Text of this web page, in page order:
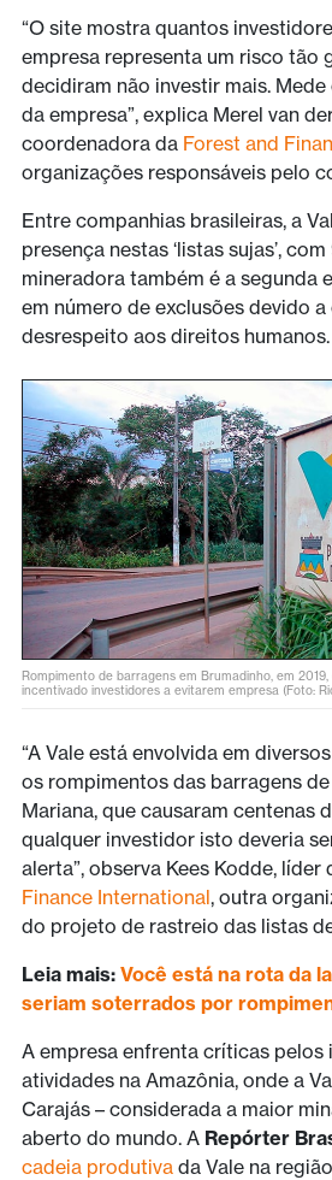
“O site mostra quantos
empresa representa um risco tão
decidiram não investir mais.
da empresa”, explica Merel van
coordenadora da Forest and
organizações responsáveis pelo
Entre companhias brasileiras, a
presença nestas ‘listas sujas’,
mineradora também é a segunda
em número de exclusões devido a
desrespeito aos direitos humanos.
Rompimento de barragens em Brumadinho, em
incentivado investidores a evitarem empresa (Foto:
“A Vale está envolvida em
os rompimentos das barragens
Mariana, que causaram centenas
qualquer investidor isto deveria
alerta”, observa Kees Kodde, líder
Finance International, outra
do projeto de rastreio das listas
Leia mais: Você está na rota da
seriam soterrados por
A empresa enfrenta críticas pelos
atividades na Amazônia, onde a
Carajás – considerada a maior
aberto do mundo. A Repórter
cadeia produtivada Vale na